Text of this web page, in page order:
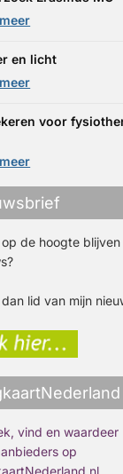
en licht
voor
de hoogte blijven
lid van mijn